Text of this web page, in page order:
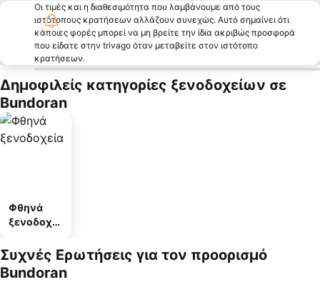
Οι τιμές και η διαθεσιμότητα που λαμβάνουμε από τους
ιστότοπους κρατήσεων αλλάζουν συνεχώς. Αυτό σημαίνει ότι
κάποιες φορές μπορεί να μη βρείτε την ίδια ακριβώς προσφορά
που είδατε στην trivago όταν μεταβείτε στον ιστότοπο
κρατήσεων.
Δημοφιλείς κατηγορίες ξενοδοχείων σε
Bundoran
Φθηνά
ξενοδοχεί
Συχνές Ερωτήσεις για τον προορισμό
Bundoran